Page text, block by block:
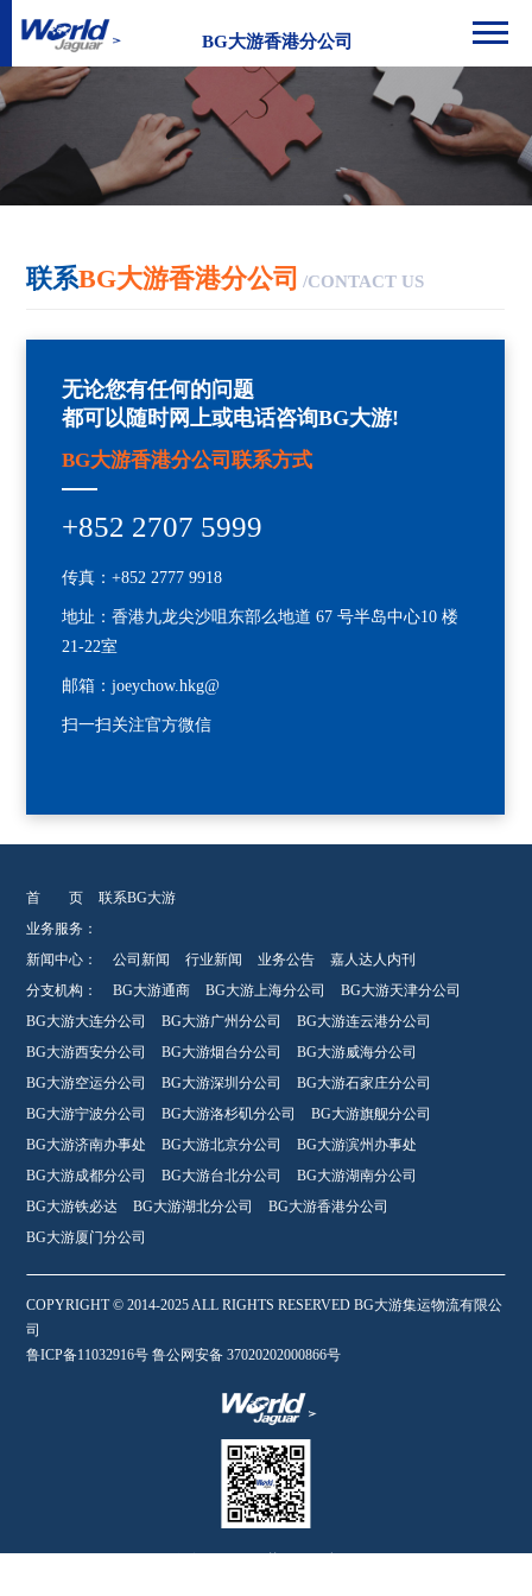
BG大游香港分公司
联系BG大游香港分公司 /CONTACT US
无论您有任何的问题
都可以随时网上或电话咨询BG大游!
BG大游香港分公司联系方式
+852 2707 5999
传真：+852 2777 9918
地址：香港九龙尖沙咀东部么地道 67 号半岛中心10 楼
21-22室
邮箱：joeychow.hkg@
扫一扫关注官方微信
首 页
联系BG大游
业务服务：
新闻中心：
公司新闻 行业新闻 业务公告
嘉人达人内刊
分支机构：
BG大游通商 BG大游上海分公司
BG大游天津分公司
BG大游大连分公司
BG大游广州分公司
BG大游连云港分公司
BG大游西安分公司
BG大游烟台分公司
BG大游威海分公司
BG大游空运分公司
BG大游深圳分公司
BG大游石家庄分公司
BG大游宁波分公司
BG大游洛杉矶分公司
BG大游旗舰分公司
BG大游济南办事处
BG大游北京分公司
BG大游滨州办事处
BG大游成都分公司
BG大游台北分公司
BG大游湖南分公司
BG大游铁必达
BG大游湖北分公司
BG大游香港分公司
BG大游厦门分公司
COPYRIGHT © 2014-2025 ALL RIGHTS RESERVED BG大游集运物流有限公
司
鲁ICP备11032916号 鲁公网安备 37020202000866号